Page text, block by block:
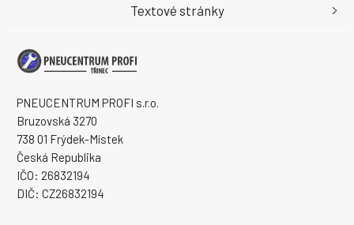
PNEUCENTRUM PROFI s.r.o.
Bruzovská 3270
738 01 Frýdek-Místek
Česká Republika
IČO: 26832194
DIČ: CZ26832194
Textové stránky